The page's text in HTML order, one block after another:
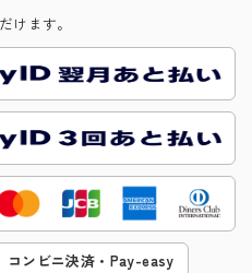
けます。
コンビニ決済・Pay-easy